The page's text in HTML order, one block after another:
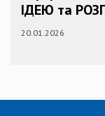
ІДЕЮ та
20.01.2026